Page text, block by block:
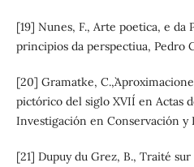
[19] Nunes, F., Arte poetica, e da
principios da perspectiua, Pedro
[20] Gramatke,
pictórico del siglo XVII´ en Actas
Investigación en Conservación y
[21] Dupuy du Grez, B., Traité